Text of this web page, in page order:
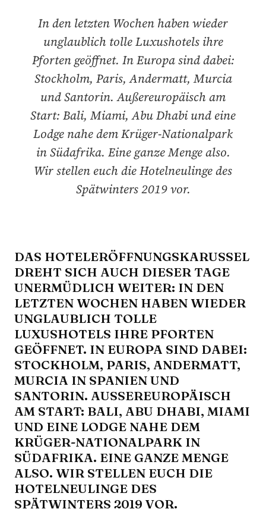
In den letzten Wochen haben wieder
unglaublich tolle Luxushotels ihre
Pforten geöffnet. In Europa sind dabei:
Stockholm, Paris, Andermatt, Murcia
und Santorin. Außereuropäisch am
Start: Bali, Miami, Abu Dhabi und eine
Lodge nahe dem Krüger-Nationalpark
in Südafrika. Eine ganze Menge also.
Wir stellen euch die Hotelneulinge des
Spätwinters 2019 vor.
DAS HOTELERÖFFNUNGSKARUSSEL
DREHT SICH AUCH DIESER TAGE
UNERMÜDLICH WEITER: IN DEN
LETZTEN WOCHEN HABEN WIEDER
UNGLAUBLICH TOLLE
LUXUSHOTELS IHRE PFORTEN
GEÖFFNET. IN EUROPA SIND DABEI:
STOCKHOLM, PARIS, ANDERMATT,
MURCIA IN SPANIEN UND
SANTORIN. AUSSEREUROPÄISCH A
M START: BALI, ABU DHABI, MIAMI U
ND EINE LODGE NAHE DEM K
RÜGER-NATIONALPARK IN S
ÜDAFRIKA. EINE GANZE MENGE A
LSO. WIR STELLEN EUCH DIE H
OTELNEULINGE DES S
PÄTWINTERS 2019 VOR.